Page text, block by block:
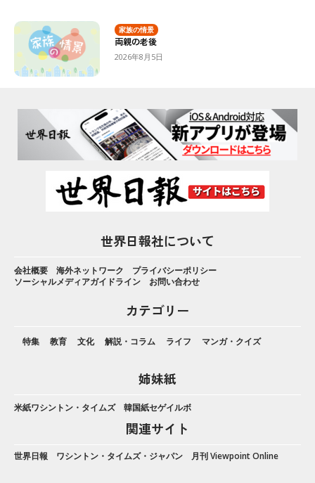
家族の情景
両親の老後
2026年8月5日
世界日報社について
会社概要 海外ネットワーク
プライバシーポリシー
ソーシャルメディアガイドライン
お問い合わせ
カテゴリー
特集 教育 文化 解説・コラム ライフ マンガ・クイズ
姉妹紙
米紙ワシントン・タイムズ 韓国紙セゲイルボ
関連サイト
世界日報 ワシントン・タイムズ・ジャパン 月刊 Viewpoint Online